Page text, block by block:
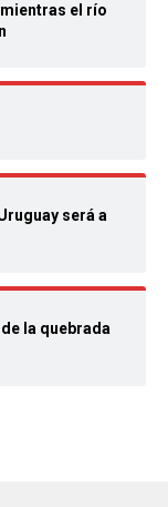
el río
será a
la quebrada